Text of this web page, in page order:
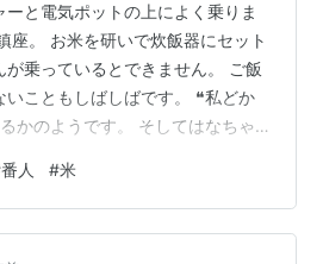
と電気ポットの上によく乗りま
座。 お米を研いで炊飯器にセット
が乗っているとできません。 ご飯
いこともしばしばです。 ❝私どか
かのようです。 そしてはなちゃ
断するとはなちゃんが米を食べよ
が強かったですが、暖かかったで
番人 #米